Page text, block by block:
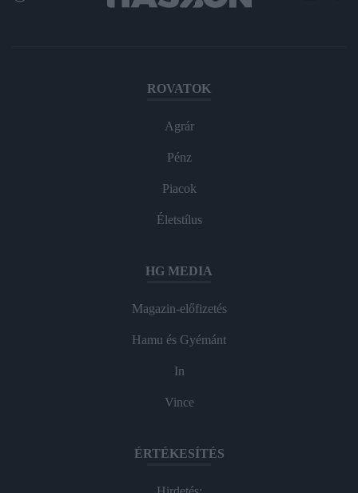
ROVATOK
Agrár
Pénz
Piacok
Életstílus
HG MEDIA
Magazin-előfizetés
Hamu és Gyémánt
In
Vince
ÉRTÉKESÍTÉS